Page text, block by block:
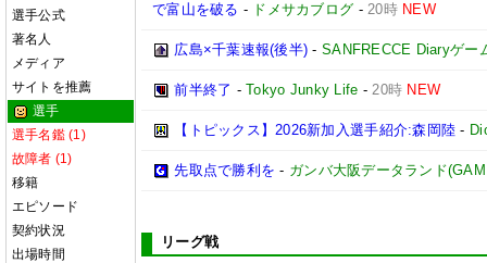
選手公式
著名人
メディア
サイトを推薦
選手
選手名鑑 (1)
故障者 (1)
移籍
エピソード
契約状況
出場時間
で富山を破る - ドメサカブログ -20時 NEW
広島×千葉速報(後半) -SANFRECCE Diaryゲー
前半終了 -Tokyo Junky Life -20時 NEW
【トピックス】2026新加入選手紹介:森岡陸 -
先取点で勝利を - ガンバ大阪データランド
リーグ戦